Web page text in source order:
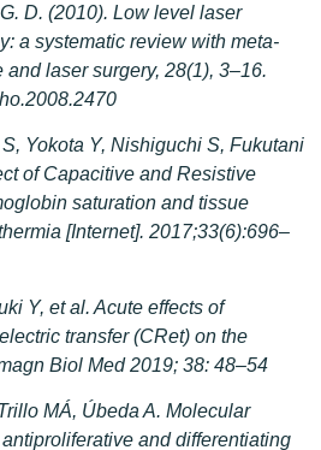
D. (2010). Low level laser
a systematic review with meta-
laser surgery, 28(1), 3–16.
Yokota Y, Nishiguchi S, Fukutani
of Capacitive and Resistive
saturation and tissue
[Internet]. 2017;33(6):696–
Y, et al. Acute effects of
transfer (CRet) on the
Biol Med 2019; 38: 48–54
MÁ, Úbeda A. Molecular
and differentiating